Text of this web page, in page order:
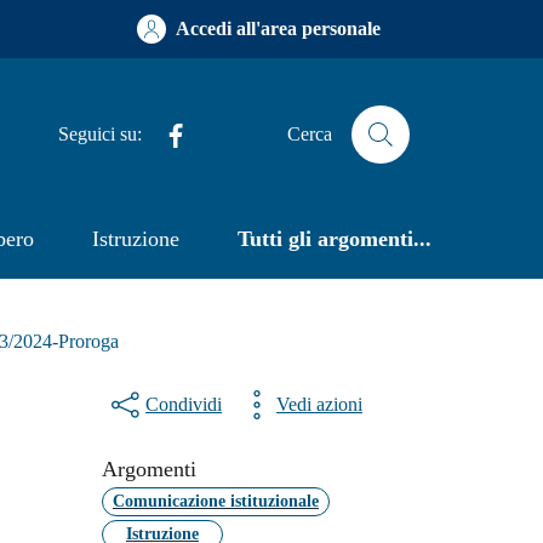
Accedi all'area personale
Seguici su: Cerca
Istruzione Tutti gli argomenti...
2024-Proroga
Condividi Vedi azioni
Argomenti
Comunicazione istituzionale
Istruzione